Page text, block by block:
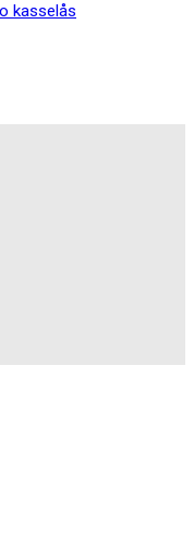
kasselås